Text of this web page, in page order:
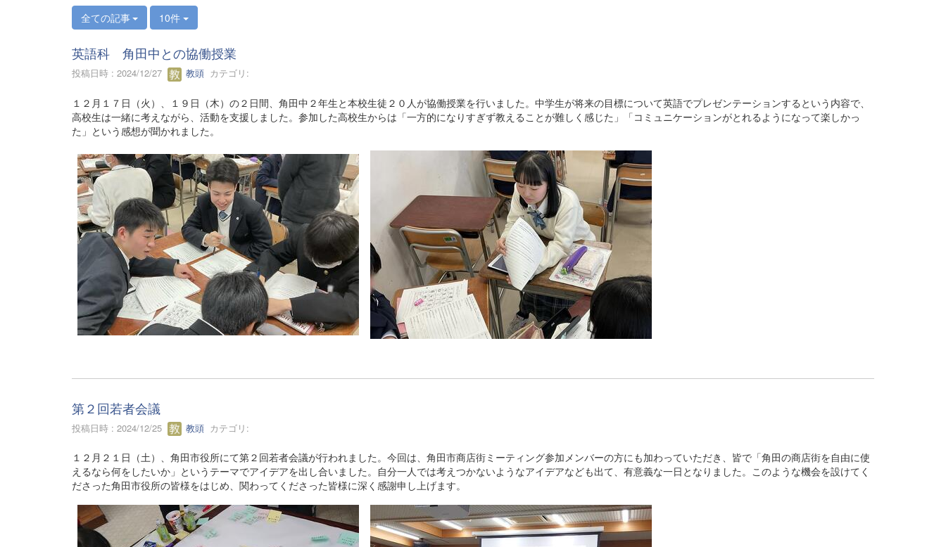
全ての記事 10件
英語科 角田中との協働授業
投稿日時 : 2024/12/27 教頭 カテゴリ:
１２月１７日（火）、１９日（木）の２日間、角田中２年生と本校生徒２０人が協働授業を行いました。中学生が将来の目標について英語でプレゼンテーションするという内容で、
高校生は一緒に考えながら、活動を支援しました。参加した高校生からは「一方的になりすぎず教えることが難しく感じた」「コミュニケーションがとれるようになって楽しかっ
た」という感想が聞かれました。
第２回若者会議
投稿日時 : 2024/12/25 教頭 カテゴリ:
１２月２１日（土）、角田市役所にて第２回若者会議が行われました。今回は、角田市商店街ミーティング参加メンバーの方にも加わっていただき、皆で「角田の商店街を自由に使
えるなら何をしたいか」というテーマでアイデアを出し合いました。自分一人では考えつかないようなアイデアなども出て、有意義な一日となりました。このような機会を設けてく
ださった角田市役所の皆様をはじめ、関わってくださった皆様に深く感謝申し上げます。